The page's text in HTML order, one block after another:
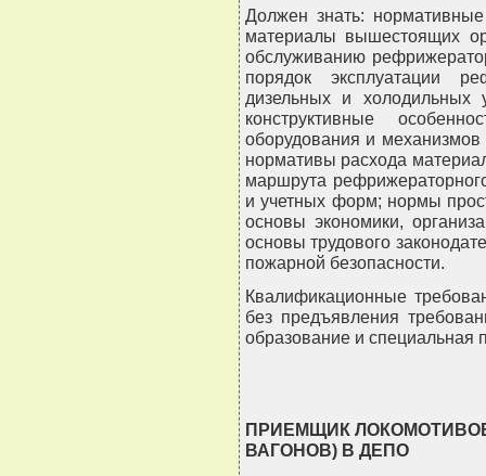
Должен знать:
материалы вышестоящих
обслуживанию
порядок эксплуатации
дизельных и холодильных
конструктивные
оборудования и
нормативы расхода
маршрута
и учетных форм; нормы
основы экономики,
основы трудового
пожарной безопасности.
Квалификационные
без предъявления
образование и специальная
ПРИЕМЩИК
ВАГОНОВ) В ДЕПО